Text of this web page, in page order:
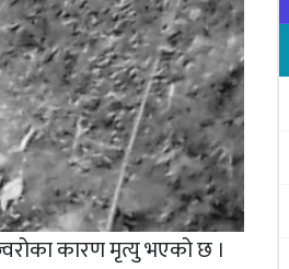
कारण मृत्यु भएको छ ।